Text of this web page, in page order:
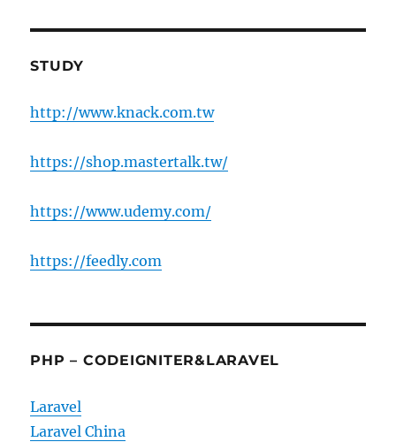
STUDY
http://www.knack.com.tw
https://shop.mastertalk.tw/
https://www.udemy.com/
https://feedly.com
PHP – CODEIGNITER&LARAVEL
Laravel
Laravel China